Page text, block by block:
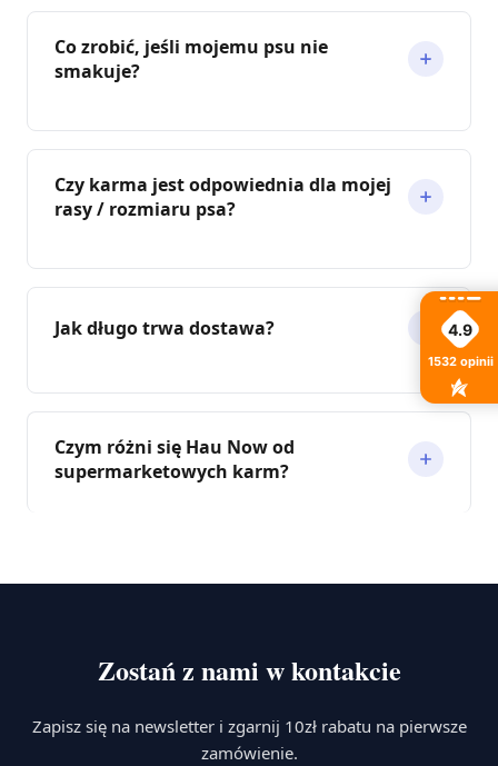
Co zrobić, jeśli mojemu psu nie
smakuje?
Czy karma jest odpowiednia dla mojej
rasy / rozmiaru psa?
Jak długo trwa dostawa?
Czym różni się Hau Now od
supermarketowych karm?
Zostań z nami w kontakcie
Zapisz się na newsletter i zgarnij 10zł rabatu na pierwsze
zamówienie.
4.9
1532 opinii